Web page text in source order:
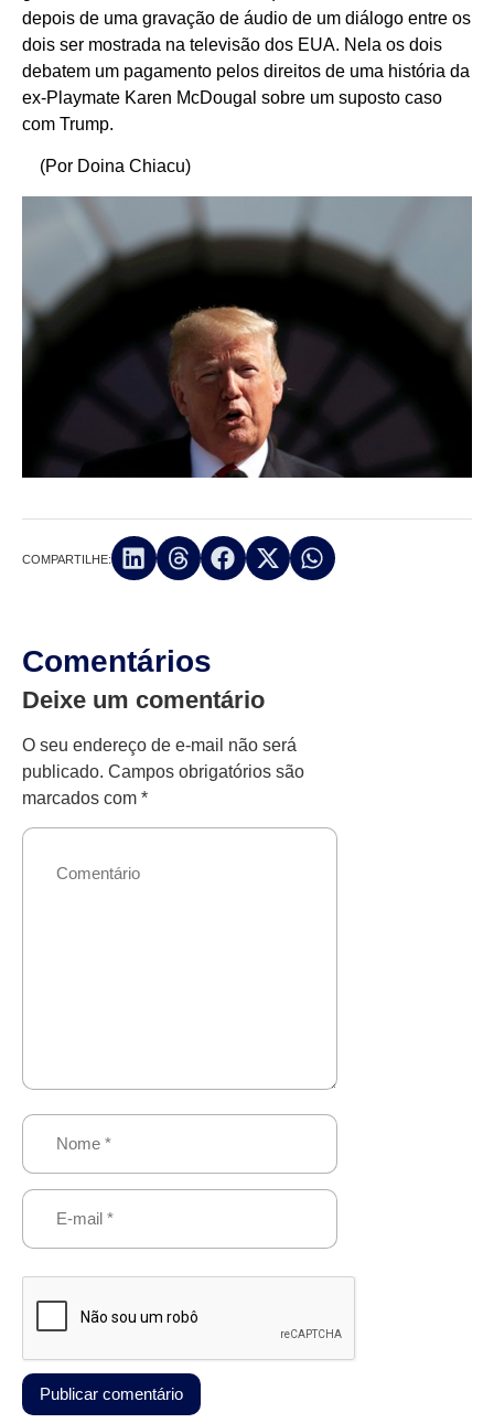
depois de uma gravação de áudio de um diálogo entre os
dois ser mostrada na televisão dos EUA. Nela os dois
debatem um pagamento pelos direitos de uma história da
ex-Playmate Karen McDougal sobre um suposto caso
com Trump.
(Por Doina Chiacu)
COMPARTILHE:
Comentários
Deixe um comentário
O seu endereço de e-mail não será
publicado. Campos obrigatórios são
marcados com *